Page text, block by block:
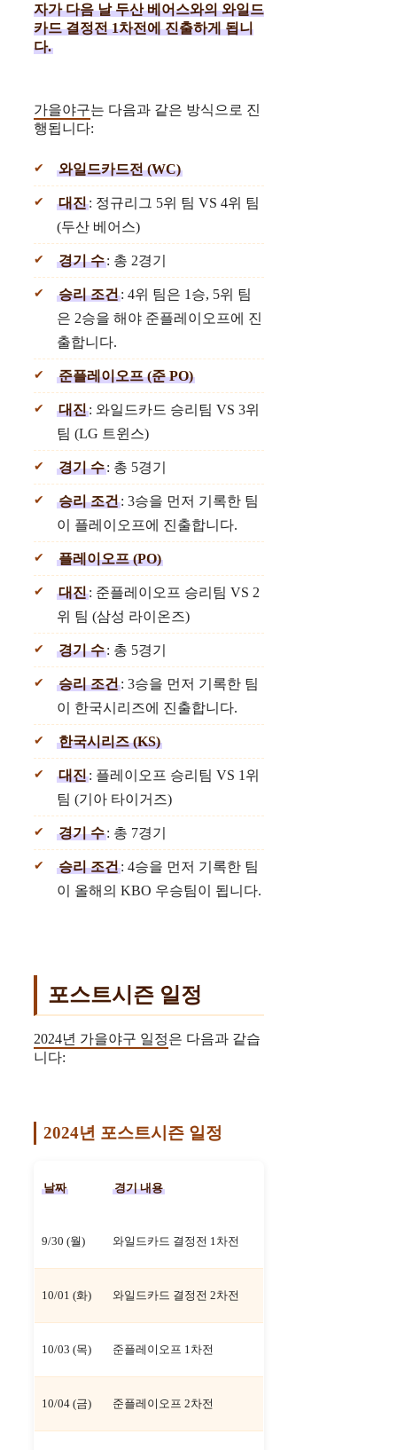
자가 다음 날 두산 베어스와의 와일드
카드 결정전 1차전에 진출하게 됩니
다.
가을야구는 다음과 같은 방식으로 진
행됩니다:
와일드카드전 (WC)
대진: 정규리그 5위 팀 VS 4위 팀
(두산 베어스)
경기 수: 총 2경기
승리 조건: 4위 팀은 1승, 5위 팀
은 2승을 해야 준플레이오프에 진
출합니다.
준플레이오프 (준 PO)
대진: 와일드카드 승리팀 VS 3위
팀 (LG 트윈스)
경기 수: 총 5경기
승리 조건: 3승을 먼저 기록한 팀
이 플레이오프에 진출합니다.
플레이오프 (PO)
대진: 준플레이오프 승리팀 VS 2
위 팀 (삼성 라이온즈)
경기 수: 총 5경기
승리 조건: 3승을 먼저 기록한 팀
이 한국시리즈에 진출합니다.
한국시리즈 (KS)
대진: 플레이오프 승리팀 VS 1위
팀 (기아 타이거즈)
경기 수: 총 7경기
승리 조건: 4승을 먼저 기록한 팀
이 올해의 KBO 우승팀이 됩니다.
포스트시즌 일정
2024년 가을야구 일정은 다음과 같습
니다:
2024년 포스트시즌 일정
날짜 경기 내용
9/30 (월) 와일드카드 결정전 1차전
10/01 (화) 와일드카드 결정전 2차전
10/03 (목) 준플레이오프 1차전
10/04 (금) 준플레이오프 2차전